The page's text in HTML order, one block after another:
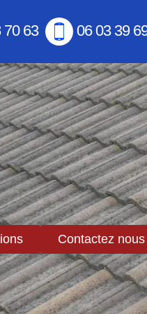
70 63 06 03 39
Contactez nous